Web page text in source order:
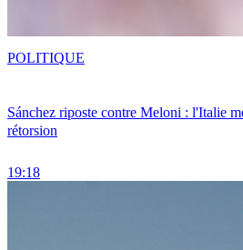
Sánchez riposte contre Meloni : l'Italie
rétorsion
19:18
POLITIQUE